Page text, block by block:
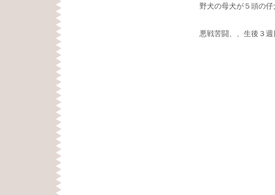
野犬の母犬が５頭の
悪戦苦闘、、生後３